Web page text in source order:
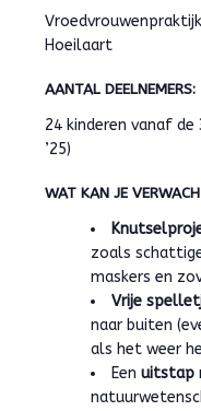
Hoeilaart
AANTAL DEELNEMERS:
24 kinderen vanaf
’25)
WAT KAN JE
zoals
maskers en
Vrije
naar buiten
als het weer
Eenuitstap